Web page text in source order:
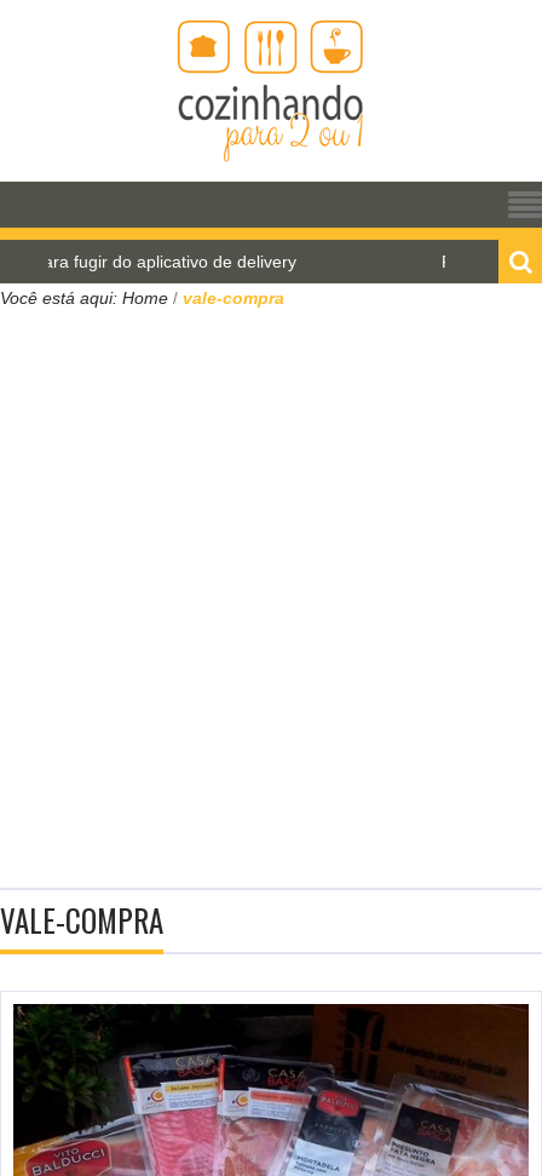
fugir do aplicativo de delivery
Pão de água
Você está aqui: Home / vale-compra
VALE-COMPRA